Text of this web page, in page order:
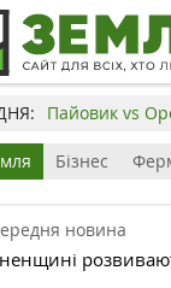
Пайовик vs
Бізнес
новина